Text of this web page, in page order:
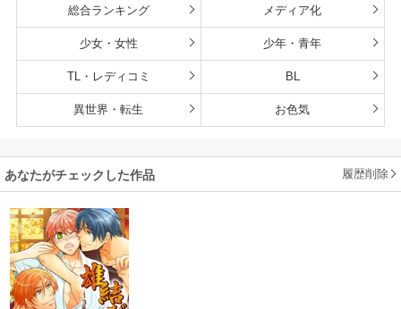
総合ランキング メディア化
少女・女性 少年・青年
TL・レディコミ BL
異世界・転生 お色気
あなたがチェックした作品 履歴削除